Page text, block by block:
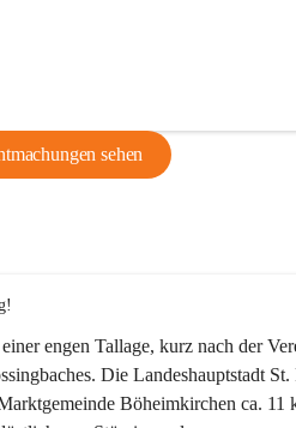
sehen
engen Tallage, kurz nach der
Die Landeshauptstadt
Böheimkirchen ca.